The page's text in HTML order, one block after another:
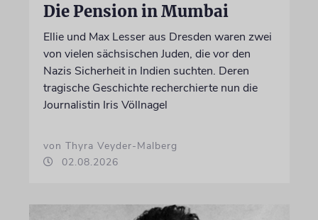
Die Pension in Mumbai
Ellie und Max Lesser aus Dresden waren zwei
von vielen sächsischen Juden, die vor den
Nazis Sicherheit in Indien suchten. Deren
tragische Geschichte recherchierte nun die
Journalistin Iris Völlnagel
von Thyra Veyder-Malberg
02.08.2026